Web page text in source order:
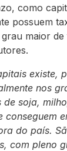
como
possuem
maior
existe,
nos
de soja,
conseguem
do país.
com pleno